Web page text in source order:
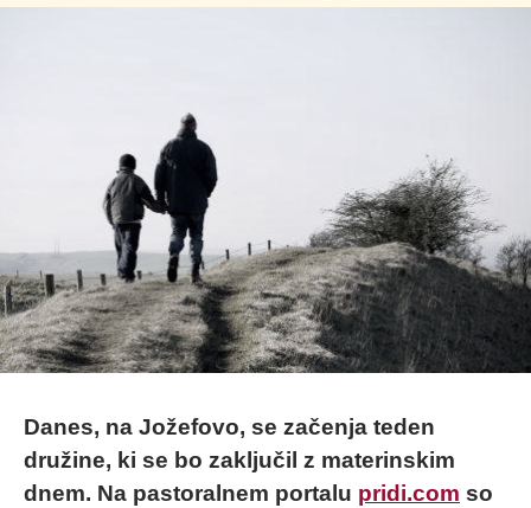
Danes, na Jožefovo, se začenja teden
družine, ki se bo zaključil z materinskim
dnem. Na pastoralnem portalu pridi.com so